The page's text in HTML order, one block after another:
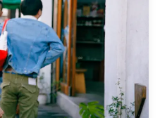
ที่กำหนด ระยะเวลาในการ
าจลดลง ・หากมีการ
3 วันก่อนวันนัดหมาย หรือ
ยภาพ จะมีสามตัวเลือกให้
ปลี่ยนสถานที่ หรือ (3) ยกเลิก